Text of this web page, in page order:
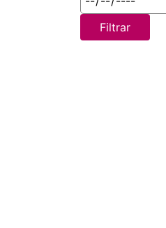
Filtrar